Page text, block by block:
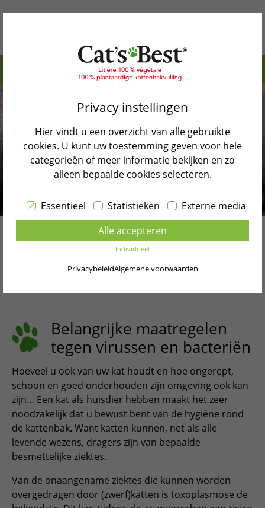
Waarom Cat’s Best
Onze producten
Katten Blog
Verkooppunten
Selecteer taal
ENGLISH
PORTUGUÊS
FRANÇAIS
ITALIANO
POLSKI
ESPAÑOL
PORTUGUÊS BRASIL
日本語
Hygiëne in een
kattenhuishouden
Belangrijke maatregelen
tegen virussen en bacteriën
Hoeveel u ook van uw kat houdt en hoe ongerept,
schoon en goed onderhouden zijn omgeving ook kan
zijn… Een kat als huisdier hebben maakt het zeer
noodzakelijk dat u bewust bent van de hygiëne rond
de kattenbak. Want katten kunnen, net als alle
levende wezens, dragers zijn van bepaalde
besmettelijke ziektes.
Van de onaangename ziektes die kunnen worden
overgedragen door (zwerf)katten is toxoplasmose de
Cat’s Best voorkomt bacteriën en geurtjes
Bruikbare tips om virussen in een
kattenhuishouden te vermijden
Terug naar blog overzicht
Privacy instellingen
Hier vindt u een overzicht van alle gebruikte
cookies. U kunt uw toestemming geven voor hele
categorieën of meer informatie bekijken en zo
alleen bepaalde cookies selecteren.
Essentieel Statistieken
Externe media
Alle accepteren
Individueel
PrivacybeleidAlgemene voorwaarden